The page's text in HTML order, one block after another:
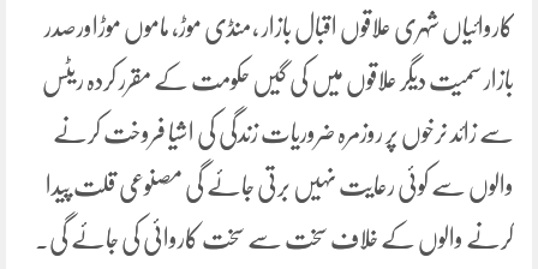
کاروائیاں شہری علاقوں اقبال بازار ،منڈی موڑ، ماموں موڑاورصدر
بازار سمیت دیگر علاقوں میں کی گیں حکومت کے مقرر کردہ ریٹس
سے زائد نرخوں پر روزمرہ ضروریات زندگی کی اشیا فروخت کرنے
والوں سے کوئی رعایت نہیں برتی جائے گی مصنوعی قلت پیدا
کرنے والوں کے خلاف سخت سے سخت کاروائی کی جائے گی۔